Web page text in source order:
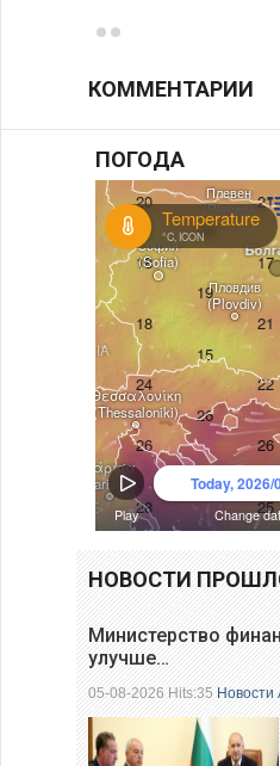
КОММЕНТАРИИ
ПОГОДА
НОВОСТИ
Министерство
улучше…
05-08-2026 Hits:35Новости